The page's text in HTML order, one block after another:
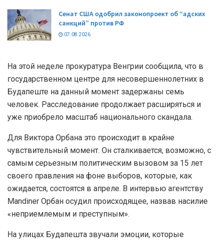
Сенат США одобрил законопроект об “адских
санкций” против РФ
07.08.2026
На этой неделе прокуратура Венгрии сообщила, что в
государственном центре для несовершеннолетних в
Будапеште на данный момент задержаны семь
человек. Расследование продолжает расширяться и
уже приобрело масштаб национального скандала.
Для Виктора Орбана это происходит в крайне
чувствительный момент. Он сталкивается, возможно, с
самым серьезным политическим вызовом за 15 лет
своего правления на фоне выборов, которые, как
ожидается, состоятся в апреле. В интервью агентству
Mandiner Орбан осудил происходящее, назвав насилие
«неприемлемым и преступным».
На улицах Будапешта звучали эмоции, которые